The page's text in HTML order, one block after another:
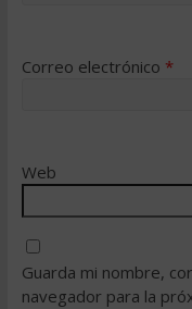
Correo electrónico *
Web
Guarda mi nombre,
navegador para la